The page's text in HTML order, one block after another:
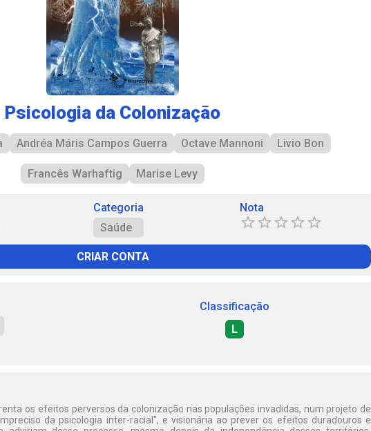
Psicologia da Colonização
Andréa Máris Campos Guerra Octave Mannoni Livio Bon
Francês Warhaftig Marise Levy
Categoria
Saúde
Nota
CRIAR CONTA
Classificação
L
os efeitos perversos da colonização nas populações invadidas, num projeto de
da psicologia inter-racial", e visionária ao prever os efeitos duradouros e